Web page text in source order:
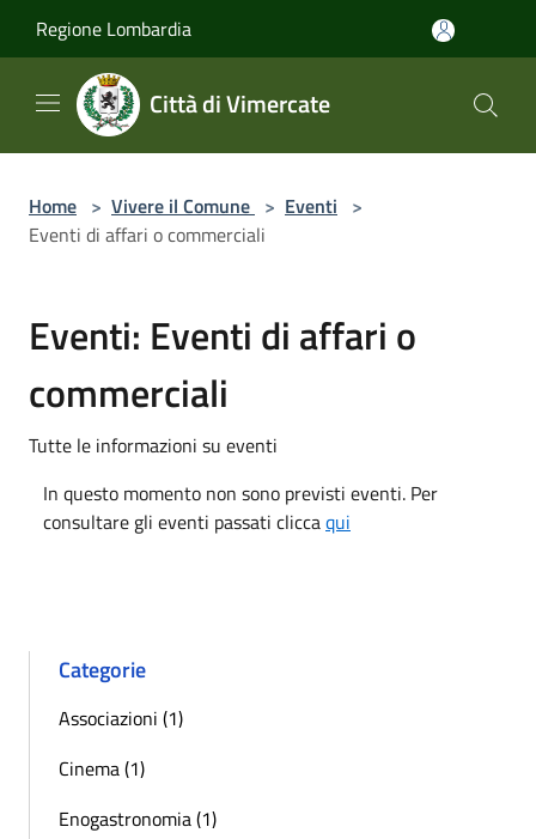
Regione Lombardia
Città di Vimercate
Home > Vivere il Comune > Eventi >
Eventi di affari o commerciali
Eventi: Eventi di affari o
commerciali
Tutte le informazioni su eventi
In questo momento non sono previsti eventi. Per
consultare gli eventi passati cliccaqui
Categorie
Associazioni (1)
Cinema (1)
Enogastronomia (1)